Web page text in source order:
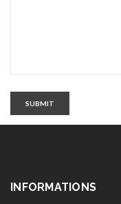
SUBMIT
INFORMATIONS